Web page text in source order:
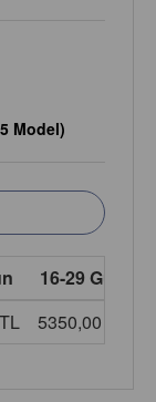
Model)
16-29 Gün
5350,00 TL